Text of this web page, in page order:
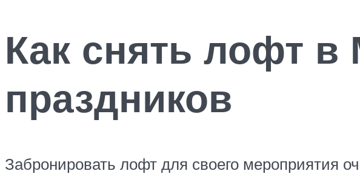
Как снять лофт в
праздников
Забронировать лофт для своего мероприятия